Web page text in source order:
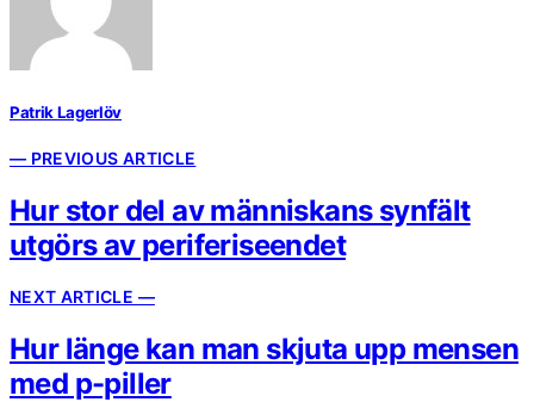
Patrik Lagerlöv
— PREVIOUS ARTICLE
Hur stor del av människans synfält
utgörs av periferiseendet
NEXT ARTICLE —
Hur länge kan man skjuta upp mensen
med p-piller